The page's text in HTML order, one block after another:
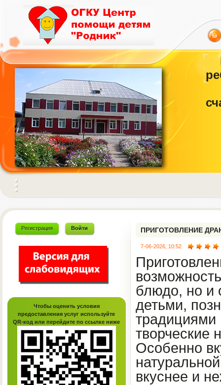
Регистрация Войти
Чтобы оценить условия
предоставления услуг используйте
QR-код или перейдите по ссылке ниже
ПРИГОТОВЛЕНИЕ
7-06-2026, 10:52
блюдо, но и
детьми,
традициями
творческие
Особенно
вкуснее и